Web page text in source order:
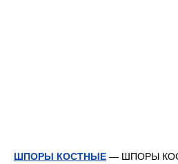
ШПОРЫ КОСТНЫЕ — ШПОРЫ